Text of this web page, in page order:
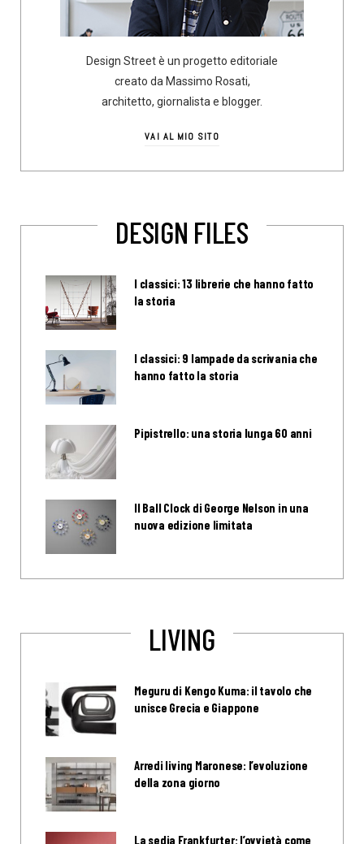
Design Street è un progetto editoriale
creato da Massimo Rosati,
architetto, giornalista e blogger.
VAI AL MIO SITO
DESIGN FILES
I classici: 13 librerie che hanno fatto
la storia
I classici: 9 lampade da scrivania che
hanno fatto la storia
Pipistrello: una storia lunga 60 anni
Il Ball Clock di George Nelson in una
nuova edizione limitata
LIVING
Meguru di Kengo Kuma: il tavolo che
unisce Grecia e Giappone
Arredi living Maronese: l’evoluzione
della zona giorno
La sedia Frankfurter: l’ovvietà come